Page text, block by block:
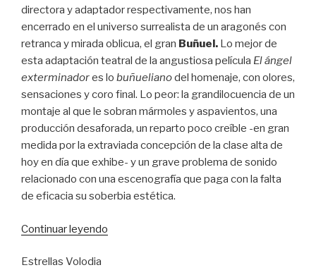
directora y adaptador respectivamente, nos han
encerrado en el universo surrealista de un aragonés con
retranca y mirada oblicua, el gran Buñuel. Lo mejor de
esta adaptación teatral de la angustiosa película El ángel
exterminadores lo buñuelianodel homenaje, con olores,
sensaciones y coro final. Lo peor: la grandilocuencia de un
montaje al que le sobran mármoles y aspavientos, una
producción desaforada, un reparto poco creíble -en gran
medida por la extraviada concepción de la clase alta de
hoy en día que exhibe- y un grave problema de sonido
relacionado con una escenografía que paga con la falta
de eficacia su soberbia estética.
Continuar leyendo
Estrellas Volodia